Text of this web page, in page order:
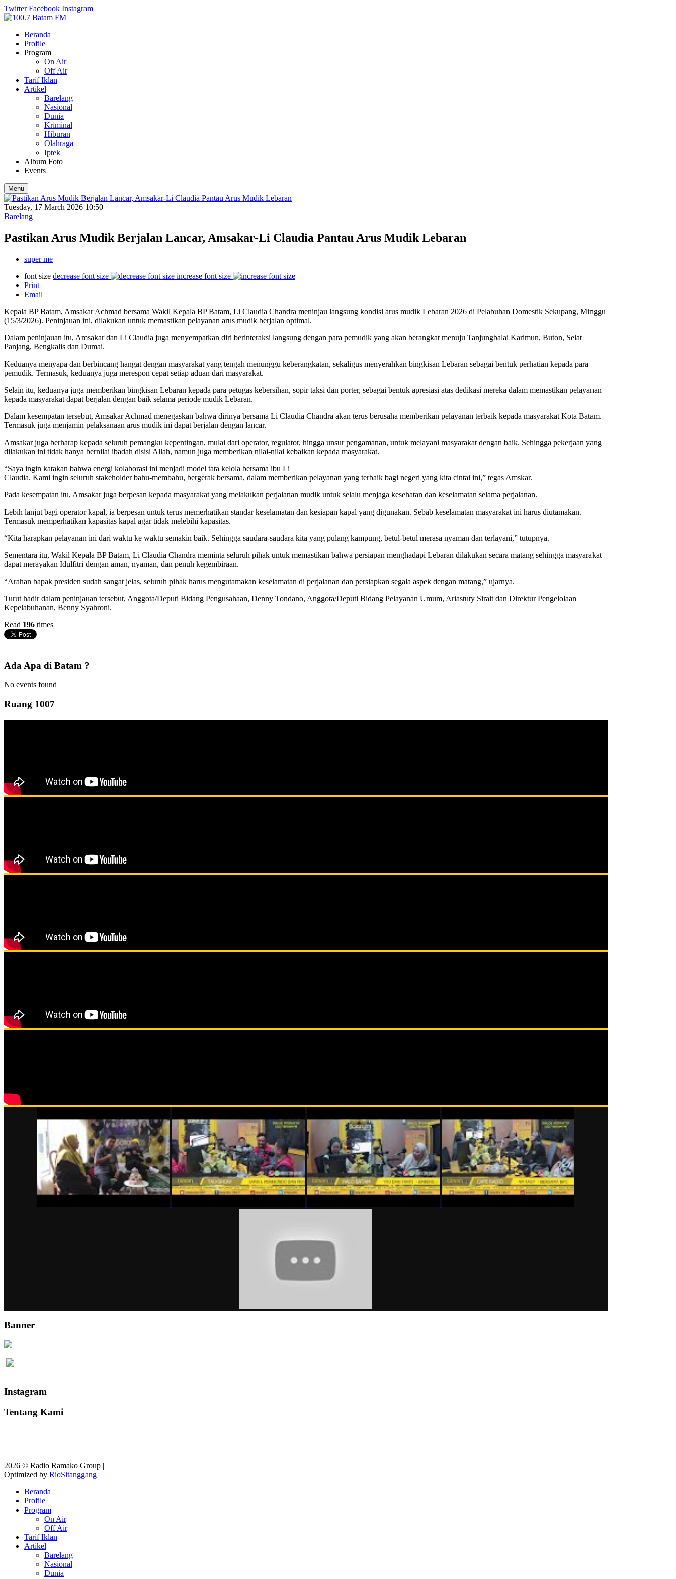
Twitter Facebook Instagram
Beranda
Profile
Program
On Air
Off Air
Tarif Iklan
Artikel
Barelang
Nasional
Dunia
Kriminal
Hiburan
Olahraga
Iptek
Album Foto
Events
Menu
Tuesday, 17 March 2026 10:50
Barelang
Pastikan Arus Mudik Berjalan Lancar, Amsakar-Li Claudia Pantau Arus Mudik Lebaran
super me
font size decrease font size
increase font size
Print
Email
Kepala BP Batam, Amsakar Achmad bersama Wakil Kepala BP Batam, Li Claudia Chandra meninjau langsung kondisi arus mudik Lebaran 2026 di Pelabuhan Domestik Sekupang, Minggu
(15/3/2026). Peninjauan ini, dilakukan untuk memastikan pelayanan arus mudik berjalan optimal.
Dalam peninjauan itu, Amsakar dan Li Claudia juga menyempatkan diri berinteraksi langsung dengan para pemudik yang akan berangkat menuju Tanjungbalai Karimun, Buton, Selat
Panjang, Bengkalis dan Dumai.
Keduanya menyapa dan berbincang hangat dengan masyarakat yang tengah menunggu keberangkatan, sekaligus menyerahkan bingkisan Lebaran sebagai bentuk perhatian kepada para
pemudik. Termasuk, keduanya juga merespon cepat setiap aduan dari masyarakat.
Selain itu, keduanya juga memberikan bingkisan Lebaran kepada para petugas kebersihan, sopir taksi dan porter, sebagai bentuk apresiasi atas dedikasi mereka dalam memastikan pelayanan
kepada masyarakat dapat berjalan dengan baik selama periode mudik Lebaran.
Dalam kesempatan tersebut, Amsakar Achmad menegaskan bahwa dirinya bersama Li Claudia Chandra akan terus berusaha memberikan pelayanan terbaik kepada masyarakat Kota Batam.
Termasuk juga menjamin pelaksanaan arus mudik ini dapat berjalan dengan lancar.
Amsakar juga berharap kepada seluruh pemangku kepentingan, mulai dari operator, regulator, hingga unsur pengamanan, untuk melayani masyarakat dengan baik. Sehingga pekerjaan yang
dilakukan ini tidak hanya bernilai ibadah disisi Allah, namun juga memberikan nilai-nilai kebaikan kepada masyarakat.
“Saya ingin katakan bahwa energi kolaborasi ini menjadi model tata kelola bersama ibu Li
Claudia. Kami ingin seluruh stakeholder bahu-membahu, bergerak bersama, dalam memberikan pelayanan yang terbaik bagi negeri yang kita cintai ini,” tegas Amskar.
Pada kesempatan itu, Amsakar juga berpesan kepada masyarakat yang melakukan perjalanan mudik untuk selalu menjaga kesehatan dan keselamatan selama perjalanan.
Lebih lanjut bagi operator kapal, ia berpesan untuk terus memerhatikan standar keselamatan dan kesiapan kapal yang digunakan. Sebab keselamatan masyarakat ini harus diutamakan.
Termasuk memperhatikan kapasitas kapal agar tidak melebihi kapasitas.
“Kita harapkan pelayanan ini dari waktu ke waktu semakin baik. Sehingga saudara-saudara kita yang pulang kampung, betul-betul merasa nyaman dan terlayani,” tutupnya.
Sementara itu, Wakil Kepala BP Batam, Li Claudia Chandra meminta seluruh pihak untuk memastikan bahwa persiapan menghadapi Lebaran dilakukan secara matang sehingga masyarakat
dapat merayakan Idulfitri dengan aman, nyaman, dan penuh kegembiraan.
“Arahan bapak presiden sudah sangat jelas, seluruh pihak harus mengutamakan keselamatan di perjalanan dan persiapkan segala aspek dengan matang,” ujarnya.
Turut hadir dalam peninjauan tersebut, Anggota/Deputi Bidang Pengusahaan, Denny Tondano, Anggota/Deputi Bidang Pelayanan Umum, Ariastuty Sirait dan Direktur Pengelolaan
Kepelabuhanan, Benny Syahroni.
Read 196 times
Ada Apa di Batam ?
No events found
Ruang 1007
Banner
Instagram
Tentang Kami
2026 © Radio Ramako Group |
Optimized by RioSitanggang
Beranda
Profile
Program
On Air
Off Air
Tarif Iklan
Artikel
Barelang
Nasional
Dunia